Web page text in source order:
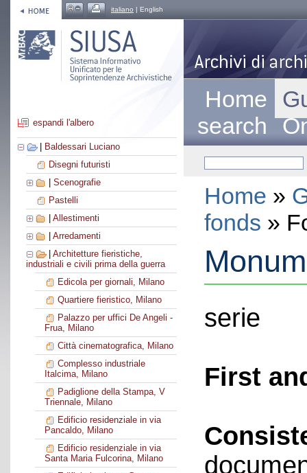
italiano | English
espandi l'albero
Baldessari Luciano
Disegni futuristi
Scenografie
Pastelli
Allestimenti
Arredamenti
Architetture fieristiche,
industriali e civili prima della guerra
Edicola per giornali, Milano
Quartiere fieristico, Milano
Palazzo per uffici De Angeli -
Frua, Milano
Città cinematografica, Milano
Complesso industriale
Italcima, Milano
Padiglione della Stampa, V
Triennale, Milano
Edificio residenziale in via
Pancaldo, Milano
Edificio residenziale in via
Santa Maria Fulcorina, Milano
Home
search
Home »
fonds »
serie
First